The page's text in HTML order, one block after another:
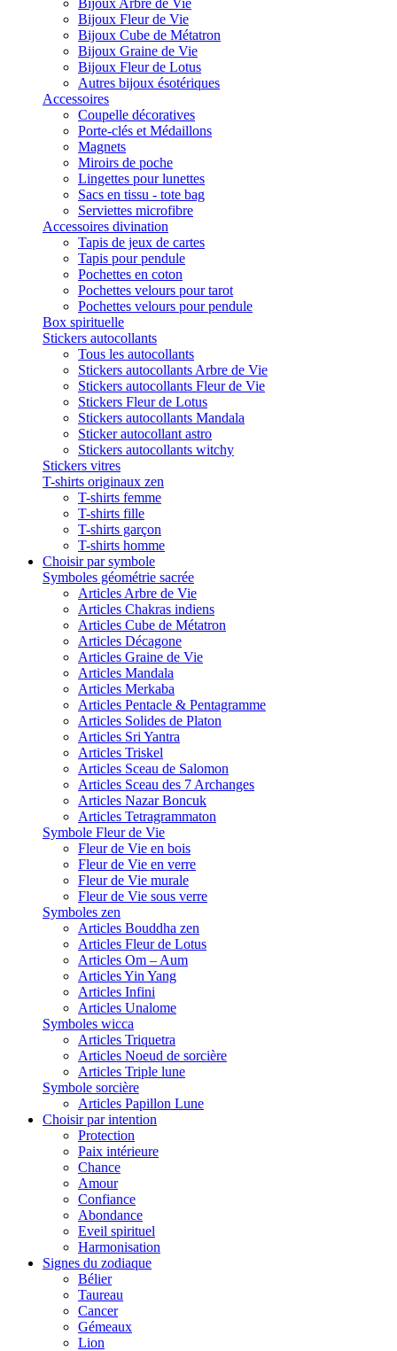
Bijoux Arbre de Vie
Bijoux Fleur de Vie
Bijoux Cube de Métatron
Bijoux Graine de Vie
Bijoux Fleur de Lotus
Autres bijoux ésotériques
Accessoires
Coupelle décoratives
Porte-clés et Médaillons
Magnets
Miroirs de poche
Lingettes pour lunettes
Sacs en tissu - tote bag
Serviettes microfibre
Accessoires divination
Tapis de jeux de cartes
Tapis pour pendule
Pochettes en coton
Pochettes velours pour tarot
Pochettes velours pour pendule
Box spirituelle
Stickers autocollants
Tous les autocollants
Stickers autocollants Arbre de Vie
Stickers autocollants Fleur de Vie
Stickers Fleur de Lotus
Stickers autocollants Mandala
Sticker autocollant astro
Stickers autocollants witchy
Stickers vitres
T-shirts originaux zen
T-shirts femme
T-shirts fille
T-shirts garçon
T-shirts homme
Choisir par symbole
Symboles géométrie sacrée
Articles Arbre de Vie
Articles Chakras indiens
Articles Cube de Métatron
Articles Décagone
Articles Graine de Vie
Articles Mandala
Articles Merkaba
Articles Pentacle & Pentagramme
Articles Solides de Platon
Articles Sri Yantra
Articles Triskel
Articles Sceau de Salomon
Articles Sceau des 7 Archanges
Articles Nazar Boncuk
Articles Tetragrammaton
Symbole Fleur de Vie
Fleur de Vie en bois
Fleur de Vie en verre
Fleur de Vie murale
Fleur de Vie sous verre
Symboles zen
Articles Bouddha zen
Articles Fleur de Lotus
Articles Om – Aum
Articles Yin Yang
Articles Infini
Articles Unalome
Symboles wicca
Articles Triquetra
Articles Noeud de sorcière
Articles Triple lune
Symbole sorcière
Articles Papillon Lune
Choisir par intention
Protection
Paix intérieure
Chance
Amour
Confiance
Abondance
Eveil spirituel
Harmonisation
Signes du zodiaque
Bélier
Taureau
Cancer
Gémeaux
Lion